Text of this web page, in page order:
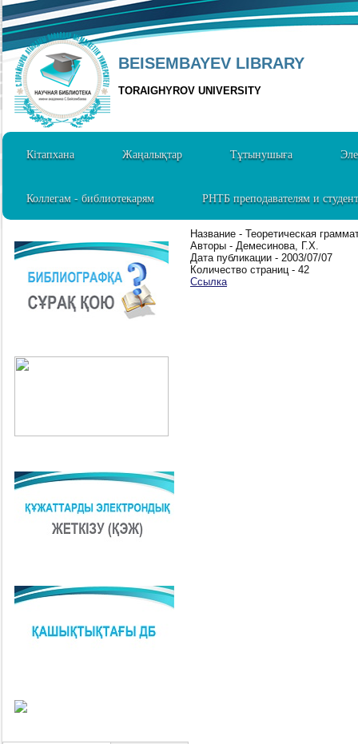
BEISEMBAYEV LIBRARY
TORAIGHYROV UNIVERSITY
Кітапхана Жаңалықтар Тұтынушыға
Коллегам - библиотекарям РНТБ преподавателям и
Название - Теоретическая
Авторы - Демесинова, Г.Х.
Дата публикации - 2003/07/07
Количество страниц - 42
Ссылка